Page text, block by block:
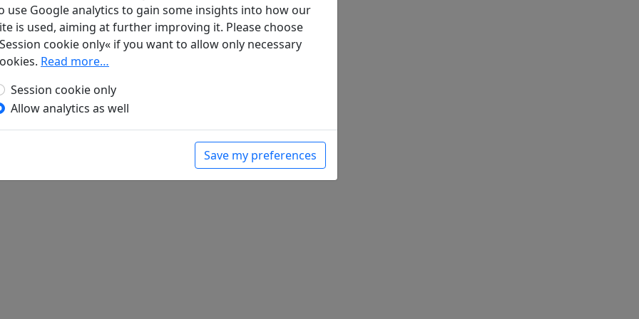
Nieder sinkt der Herbsttau sacht,
Mond sein Licht ergießet,
Bambus rauscht, in Waldesnacht
Eine Quelle fließet.
Ärmel füllt und Busen an
Mir der Wind, der kühle.
use Google analytics to gain some insights into how our
is used, aiming at further improving it. Please choose
cookie only« if you want to allow only necessary
Read more…
Session cookie only
Allow analytics as well
Save my preferences